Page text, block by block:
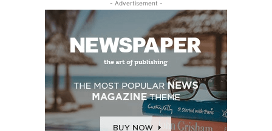
- Advertisement -